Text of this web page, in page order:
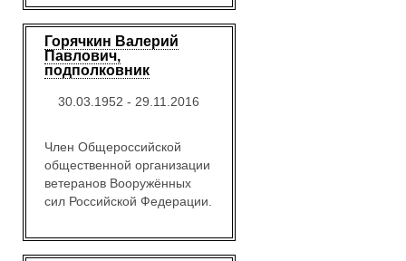
Горячкин Валерий
Павлович,
подполковник
30.03.1952 - 29.11.2016
Член Общероссийской
общественной организации
ветеранов Вооружённых
сил Российской Федерации.